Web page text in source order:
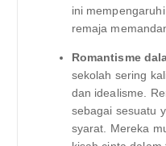
ini
remaja
Romantisme
sekolah sering
dan idealisme.
sebagai sesuatu
syarat. Mereka